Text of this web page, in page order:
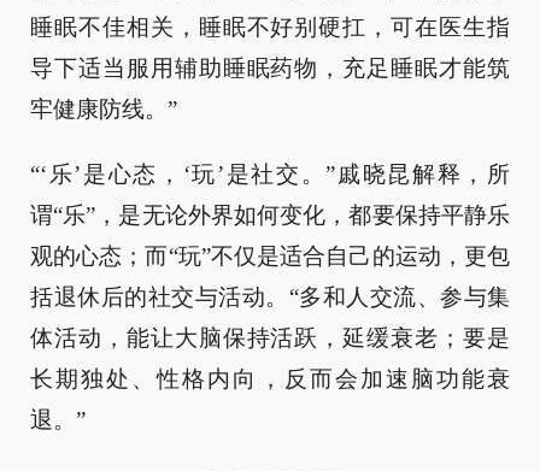
睡眠不佳相关，睡眠不好别硬扛，可在医生指
导下适当服用辅助睡眠药物，充足睡眠才能筑
牢健康防线。”
“‘乐’是心态，‘玩’是社交。”戚晓昆解释，所
谓“乐”，是无论外界如何变化，都要保持平静乐
观的心态；而“玩”不仅是适合自己的运动，更包
括退休后的社交与活动。“多和人交流、参与集
体活动，能让大脑保持活跃，延缓衰老；要是
长期独处、性格内向，反而会加速脑功能衰
退。”